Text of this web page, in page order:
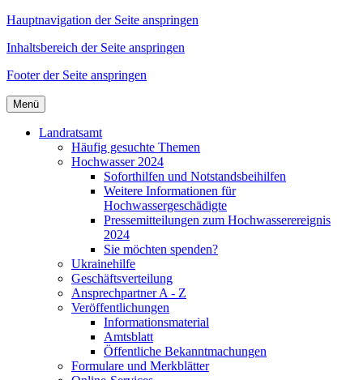
Hauptnavigation der Seite anspringen
Inhaltsbereich der Seite anspringen
Footer der Seite anspringen
Menü
Landratsamt
Häufig gesuchte Themen
Hochwasser 2024
Soforthilfen und Notstandsbeihilfen
Weitere Informationen für
Hochwassergeschädigte
Pressemitteilungen zum Hochwasserereignis
2024
Sie möchten spenden?
Ukrainehilfe
Geschäftsverteilung
Ansprechpartner A - Z
Veröffentlichungen
Informationsmaterial
Amtsblatt
Öffentliche Bekanntmachungen
Formulare und Merkblätter